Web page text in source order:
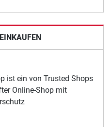
ist ein von Trusted Shops
Online-Shop mit